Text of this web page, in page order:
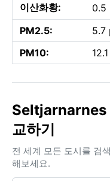
이산화황:
0.5
PM2.5:
5.7
PM10:
Seltjarnarnes
교하기
전 세계 모든 도시를 검
해보세요.